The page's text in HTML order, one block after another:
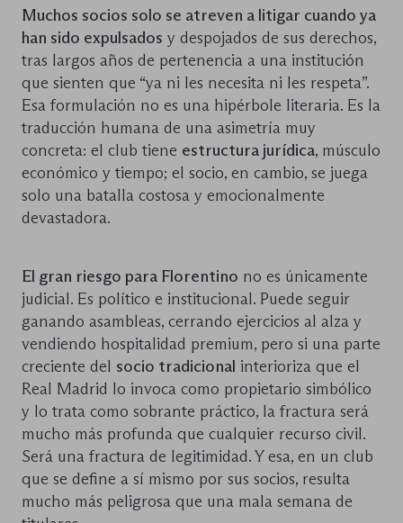
Muchos socios solo se atreven a litigar cuando ya
han sido expulsados y despojados de sus derechos,
tras largos años de pertenencia a una institución
que sienten que “ya ni les necesita ni les respeta”.
Esa formulación no es una hipérbole literaria. Es la
traducción humana de una asimetría muy
concreta: el club tiene estructura jurídica, músculo
económico y tiempo; el socio, en cambio, se juega
solo una batalla costosa y emocionalmente
devastadora.
El gran riesgo para Florentino no es únicamente
judicial. Es político e institucional. Puede seguir
ganando asambleas, cerrando ejercicios al alza y
vendiendo hospitalidad premium, pero si una parte
creciente del socio tradicional interioriza que el
Real Madrid lo invoca como propietario simbólico
y lo trata como sobrante práctico, la fractura será
mucho más profunda que cualquier recurso civil.
Será una fractura de legitimidad. Y esa, en un club
que se define a sí mismo por sus socios, resulta
mucho más peligrosa que una mala semana de